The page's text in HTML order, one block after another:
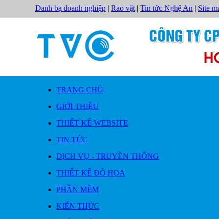
Danh bạ doanh nghiệp | Rao vặt | Tin tức Nghệ An | Site
TRANG CHỦ
GIỚI THIỆU
THIẾT KẾ WEBSITE
TIN TỨC
DỊCH VỤ - TRUYỀN THÔNG
THIẾT KẾ ĐỒ HỌA
PHẦN MỀM
KIẾN THỨC